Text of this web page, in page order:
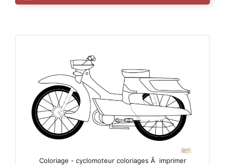
Coloriage - cyclomoteur coloriages Ã imprimer